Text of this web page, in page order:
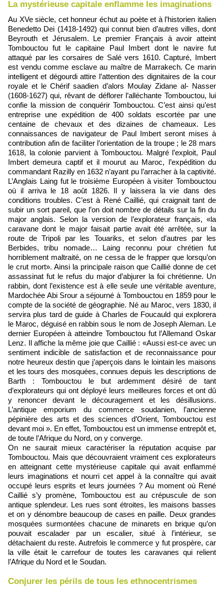
La mystérieuse capitale enflamme les imaginations
Au XVe siècle, cet honneur échut au poète et à l’historien italien
Benedetto Dei (1418-1492) qui connut bien d’autres villes, dont
Beyrouth et Jérusalem. Le premier Français à avoir atteint
Tombouctou fut le capitaine Paul Imbert dont le navire fut
attaqué par les corsaires de Salé vers 1610. Capturé, Imbert
est vendu comme esclave au maître de Marrakech. Ce marin
intelligent et dégourdi attire l’attention des dignitaires de la cour
royale et le Chérif saadien d’alors Moulay Zidane al- Nasser
(1608-1627) qui, rêvant de déflorer l’alléchante Tombouctou, lui
confie la mission de conquérir Tombouctou. C’est ainsi qu’est
entreprise une expédition de 400 soldats escortée par une
centaine de chevaux et des dizaines de chameaux. Les
connaissances de navigateur de Paul Imbert seront mises à
contribution afin de faciliter l’orientation de la troupe ; le 28 mars
1618, la colonie parvient à Tombouctou. Malgré l’exploit, Paul
Imbert demeura captif et il mourut au Maroc, l’expédition du
commandant Razilly en 1632 n’ayant pu l’arracher à la captivité.
L’Anglais Laing fut le troisième Européen à visiter Tombouctou
où il arriva le 18 août 1826. Il y laissera la vie dans des
conditions troubles. C’est à René Caillié, qui craignait tant de
subir un sort pareil, que l’on doit nombre de détails sur la fin du
major anglais. Selon la version de l’explorateur français, «la
caravane dont le major faisait partie avait été arrêtée, sur la
route de Tripoli par les Touariks, et selon d’autres par les
Berbides, tribu nomade… Laing reconnu pour chrétien fut
horriblement maltraité, on ne cessa de le frapper que lorsqu’on
le crut mort». Ainsi la principale raison que Caillié donne de cet
assassinat fut le refus du major d’abjurer la foi chrétienne. Un
rabbin, dont l’existence est à elle seule une véritable aventure,
Mardochée Abi Srour a séjourné à Tombouctou en 1859 pour le
compte de la société de géographie. Né au Maroc, vers 1830, il
servira plus tard de guide à Charles de Foucauld qui explorera
le Maroc, déguisé en rabbin sous le nom de Joseph Aleman. Le
dernier Européen à atteindre Tombouctou fut l’Allemand Oskar
Lenz. Il affiche la même joie que Caillié : «Aussi est-ce avec un
sentiment indicible de satisfaction et de reconnaissance pour
notre heureux destin que j’aperçois dans le lointain les maisons
et les tours des mosquées, connues depuis les descriptions de
Barth : Tombouctou le but ardemment désiré de tant
d’explorateurs qui ont déployé leurs meilleures forces et ont dû
y renoncer devant le découragement et les désillusions.
L’antique emporium du commerce soudanien, l’ancienne
pépinière des arts et des sciences d’Orient, Tombouctou est
devant moi ». En effet, Tombouctou est un immense entrepôt et,
de toute l’Afrique du Nord, on y converge.
On ne saurait mieux caractériser la réputation acquise par
Tombouctou. Mais que découvraient vraiment ces explorateurs
en atteignant cette mystérieuse capitale qui avait enflammé
leurs imaginations et nourri cet appel à la connaître qui avait
occupé leurs esprits et leurs journées ? Au moment où René
Caillié s’y promène, Tombouctou est au crépuscule de son
antique splendeur. Les rues sont étroites, les maisons basses
et on y dénombre beaucoup de cases en paille. Deux grandes
mosquées surmontées chacune de minarets en brique qu’on
pouvait escalader par un escalier, situé à l’intérieur, se
détachaient du reste. Autrefois le commerce y fut prospère, car
la ville était le carrefour de toutes les caravanes qui relient
l’Afrique du Nord et le Soudan.
Conjurer les périls de tous les ethnocentrismes